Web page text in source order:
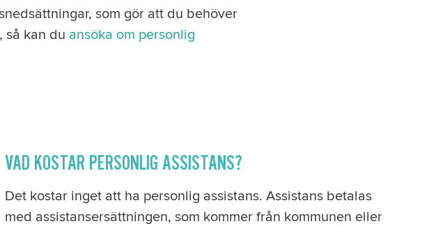
som gör att du behöver
så kan du ansöka om personlig
VAD KOSTAR PERSONLIG ASSISTANS?
Det kostar inget att ha personlig assistans. Assistans betalas
med assistansersättningen, som kommer från kommunen eller